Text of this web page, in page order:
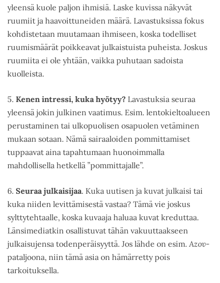
yleensä kuole paljon ihmisiä. Laske kuvissa näkyvät
ruumiit ja haavoittuneiden määrä. Lavastuksissa fokus
kohdistetaan muutamaan ihmiseen, koska todelliset
ruumismäärät poikkeavat julkaistuista puheista. Joskus
ruumiita ei ole yhtään, vaikka puhutaan sadoista
kuolleista.
5. Kenen intressi, kuka hyötyy? Lavastuksia seuraa
yleensä jokin julkinen vaatimus. Esim. lentokieltoalueen
perustaminen tai ulkopuolisen osapuolen vetäminen
mukaan sotaan. Nämä sairaaloiden pommittamiset
tuppaavat aina tapahtumaan huonoimmalla
mahdollisella hetkellä ”pommittajalle”.
6. Seuraa julkaisijaa. Kuka uutisen ja kuvat julkaisi tai
kuka niiden levittämisestä vastaa? Tämä vie joskus
sylttytehtaalle, koska kuvaaja haluaa kuvat kreduttaa.
Länsimediatkin osallistuvat tähän vakuuttaakseen
julkaisujensa todenperäisyyttä. Jos lähde on esim. Azov-
pataljoona, niin tämä asia on hämärretty pois
tarkoituksella.